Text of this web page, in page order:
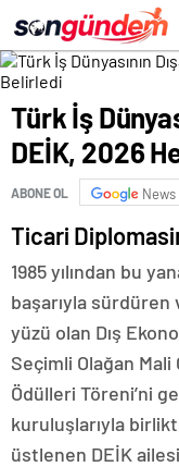
Türk İş
DEİK, 2026
ABONE OL News
Ticari
1985 yılından bu
başarıyla sürdüren
yüzü olan Dış
Seçimli Olağan
Ödülleri Töreni’ni
kuruluşlarıyla
üstlenen DEİK